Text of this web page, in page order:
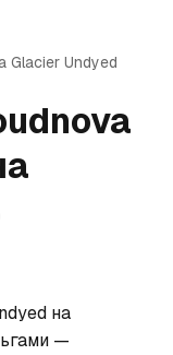
Glacier Undyed
на
—